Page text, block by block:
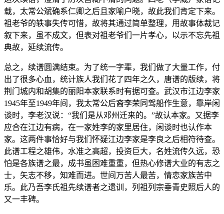
载，太常公斌确系仁卿之后且家喻户晓，故此我们肯定下来。
祖老爷的轶事失传可惜，故将其通过简单整理，用故事体裁记
叙下来，虽不成文，但表对祖老爷们一片孝心，以示不忘先祖
典故，延续流传。
总之，续谱圆满结束。为了统一字辈，我们做了大量工作，付
出了很多心血，统计族人我们花了四年之久，唐谱的版续，将
荆门城内和胡集的丽阳本家联系时有据可查。武汉市江边李家
1945年至1949年间，我太常公后裔李荣同驾船作生意，靠岸闲
谈时，李老汉说：“我们是从邓州迁来的。”故认本家。又据李
应合在江边有病，在一家姓李的家里居住，闲谈时也认作本
家。这两件事恰好与我们怀疑江边李家是李良之后相符待查。
此谱工程之雄伟，水准之高超，投资巨大，名姓流传久远，恐
怕是各族谱之最，成书虽困难重重，但热心修谱大业的有志之
士，矢志不移，知难而进。世间万苦人最苦，情恋家族苦中
乐。此乃吾李氏祖先续谱者之遗训，列祖列宗垂青史照后人的
又一丰碑。